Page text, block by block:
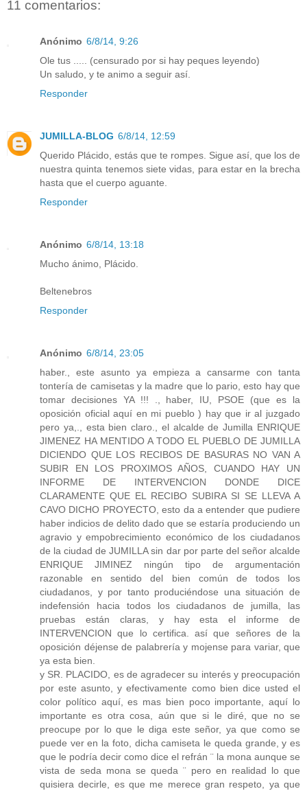
11 comentarios:
Anónimo 6/8/14, 9:26
Ole tus ..... (censurado por si hay peques leyendo)
Un saludo, y te animo a seguir así.
Responder
JUMILLA-BLOG 6/8/14, 12:59
Querido Plácido, estás que te rompes. Sigue así, que los de
nuestra quinta tenemos siete vidas, para estar en la brecha
hasta que el cuerpo aguante.
Responder
Anónimo 6/8/14, 13:18
Mucho ánimo, Plácido.
Beltenebros
Responder
Anónimo 6/8/14, 23:05
haber., este asunto ya empieza a cansarme con tanta
tontería de camisetas y la madre que lo pario, esto hay que
tomar decisiones YA !!! ., haber, IU, PSOE (que es la
oposición oficial aquí en mi pueblo ) hay que ir al juzgado
pero ya,., esta bien claro., el alcalde de Jumilla ENRIQUE
JIMENEZ HA MENTIDO A TODO EL PUEBLO DE JUMILLA
DICIENDO QUE LOS RECIBOS DE BASURAS NO VAN A
SUBIR EN LOS PROXIMOS AÑOS, CUANDO HAY UN
INFORME DE INTERVENCION DONDE DICE
CLARAMENTE QUE EL RECIBO SUBIRA SI SE LLEVA A
CAVO DICHO PROYECTO, esto da a entender que pudiere
haber indicios de delito dado que se estaría produciendo un
agravio y empobrecimiento económico de los ciudadanos
de la ciudad de JUMILLA sin dar por parte del señor alcalde
ENRIQUE JIMINEZ ningún tipo de argumentación
razonable en sentido del bien común de todos los
ciudadanos, y por tanto produciéndose una situación de
indefensión hacia todos los ciudadanos de jumilla, las
pruebas están claras, y hay esta el informe de
INTERVENCION que lo certifica. así que señores de la
oposición déjense de palabrería y mojense para variar, que
ya esta bien.
y SR. PLACIDO, es de agradecer su interés y preocupación
por este asunto, y efectivamente como bien dice usted el
color político aquí, es mas bien poco importante, aquí lo
importante es otra cosa, aún que si le diré, que no se
preocupe por lo que le diga este señor, ya que como se
puede ver en la foto, dicha camiseta le queda grande, y es
que le podría decir como dice el refrán ¨ la mona aunque se
vista de seda mona se queda ¨ pero en realidad lo que
quisiera decirle, es que me merece gran respeto, ya que